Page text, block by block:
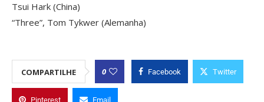
Tsui Hark (China)
“Three”, Tom Tykwer (Alemanha)
COMPARTILHE 0 Facebook Twitter
Pinterest Email